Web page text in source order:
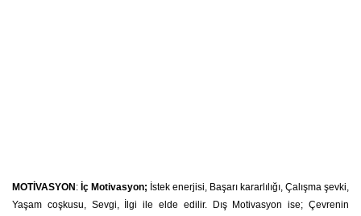
MOTİVASYON : İç Motivasyon; İstek enerjisi, Başarı kararlılığı, Çalışma şevki,
Yaşam coşkusu, Sevgi, İlgi ile elde edilir. Dış Motivasyon ise; Çevrenin